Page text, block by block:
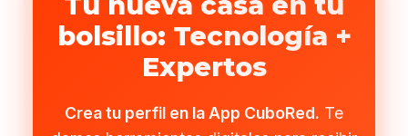
bolsillo: Tecnología +
Expertos
Crea tu perfil en la App CuboRed. Te